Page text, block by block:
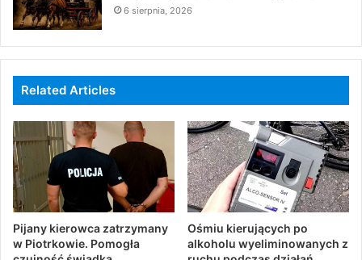
6 sierpnia, 2026
Related Articles
Pijany kierowca zatrzymany
w Piotrkowie. Pomogła
Ośmiu kierujących po
alkoholu wyeliminowanych z